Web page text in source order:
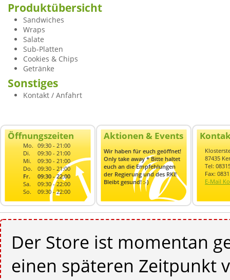
Produktübersicht
Sandwiches
Wraps
Salate
Sub-Platten
Cookies & Chips
Getränke
Sonstiges
Kontakt / Anfahrt
Öffnungszeiten
Mo. 09:30 - 21:00
Di.
09:30 - 21:00
Mi.
09:30 - 21:00
Do.
09:30 - 21:00
Fr.
09:30 - 22:00
Sa.
09:30 - 22:00
So.
09:30 - 22:00
Aktionen & Events
Wir haben für euch geöffnet!
Only take away * Bitte haltet
euch an die Empfehlungen
der Regierung und des RKI!
Bleibt gesund! :-)
87435
Tel:
Fax:
E-Mail
Der Store ist momentan
einen späteren Zeitpunkt